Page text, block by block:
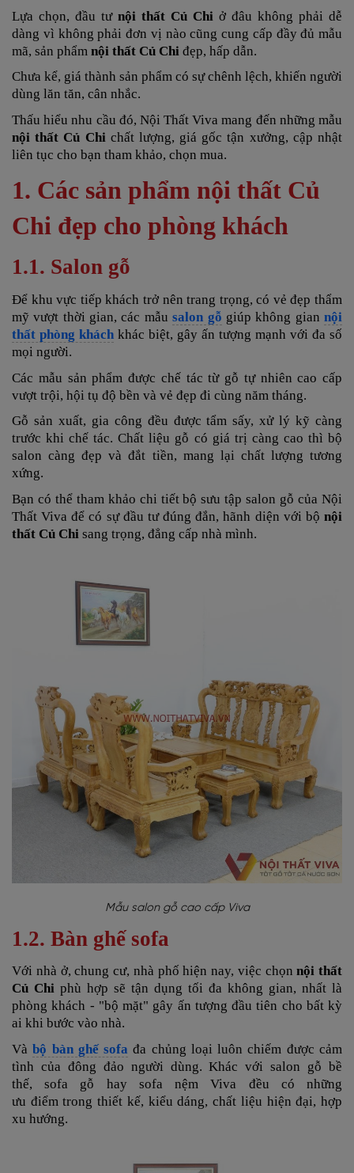
Lựa chọn, đầu tư nội thất Củ Chi ở đâu không phải dễ
dàng vì không phải đơn vị nào cũng cung cấp đầy đủ mẫu
mã, sản phẩm nội thất Củ Chi đẹp, hấp dẫn.
Chưa kể, giá thành sản phẩm có sự chênh lệch, khiến người
dùng lăn tăn, cân nhắc.
Thấu hiểu nhu cầu đó, Nội Thất Viva mang đến những mẫu
nội thất Củ Chi chất lượng, giá gốc tận xưởng, cập nhật
liên tục cho bạn tham khảo, chọn mua.
1. Các sản phẩm nội thất Củ
Chi đẹp cho phòng khách
1.1. Salon gỗ
Để khu vực tiếp khách trở nên trang trọng, có vẻ đẹp thẩm
mỹ vượt thời gian, các mẫusalon gỗ giúp không giannội
thất phòng khách khác biệt, gây ấn tượng mạnh với đa số
mọi người.
Các mẫu sản phẩm được chế tác từ gỗ tự nhiên cao cấp
vượt trội, hội tụ độ bền và vẻ đẹp đi cùng năm tháng.
Gỗ sản xuất, gia công đều được tẩm sấy, xử lý kỹ càng
trước khi chế tác. Chất liệu gỗ có giá trị càng cao thì bộ
salon càng đẹp và đắt tiền, mang lại chất lượng tương
xứng.
Bạn có thể tham khảo chi tiết bộ sưu tập salon gỗ của Nội
Thất Viva để có sự đầu tư đúng đắn, hãnh diện với bộ nội
thất Củ Chi sang trọng, đẳng cấp nhà mình.
Mẫu salon gỗ cao cấp Viva
1.2. Bàn ghế sofa
Với nhà ở, chung cư, nhà phố hiện nay, việc chọnnội thất
Củ Chi phù hợp sẽ tận dụng tối đa không gian, nhất là
phòng khách - "bộ mặt" gây ấn tượng đầu tiên cho bất kỳ
ai khi bước vào nhà.
Vàbộ bàn ghế sofa đa chủng loại luôn chiếm được cảm
tình của đông đảo người dùng. Khác với salon gỗ bề
thế, sofa gỗ hay sofa nệm Viva đều có những
ưu điểm trong thiết kế, kiểu dáng, chất liệu hiện đại, hợp
xu hướng.